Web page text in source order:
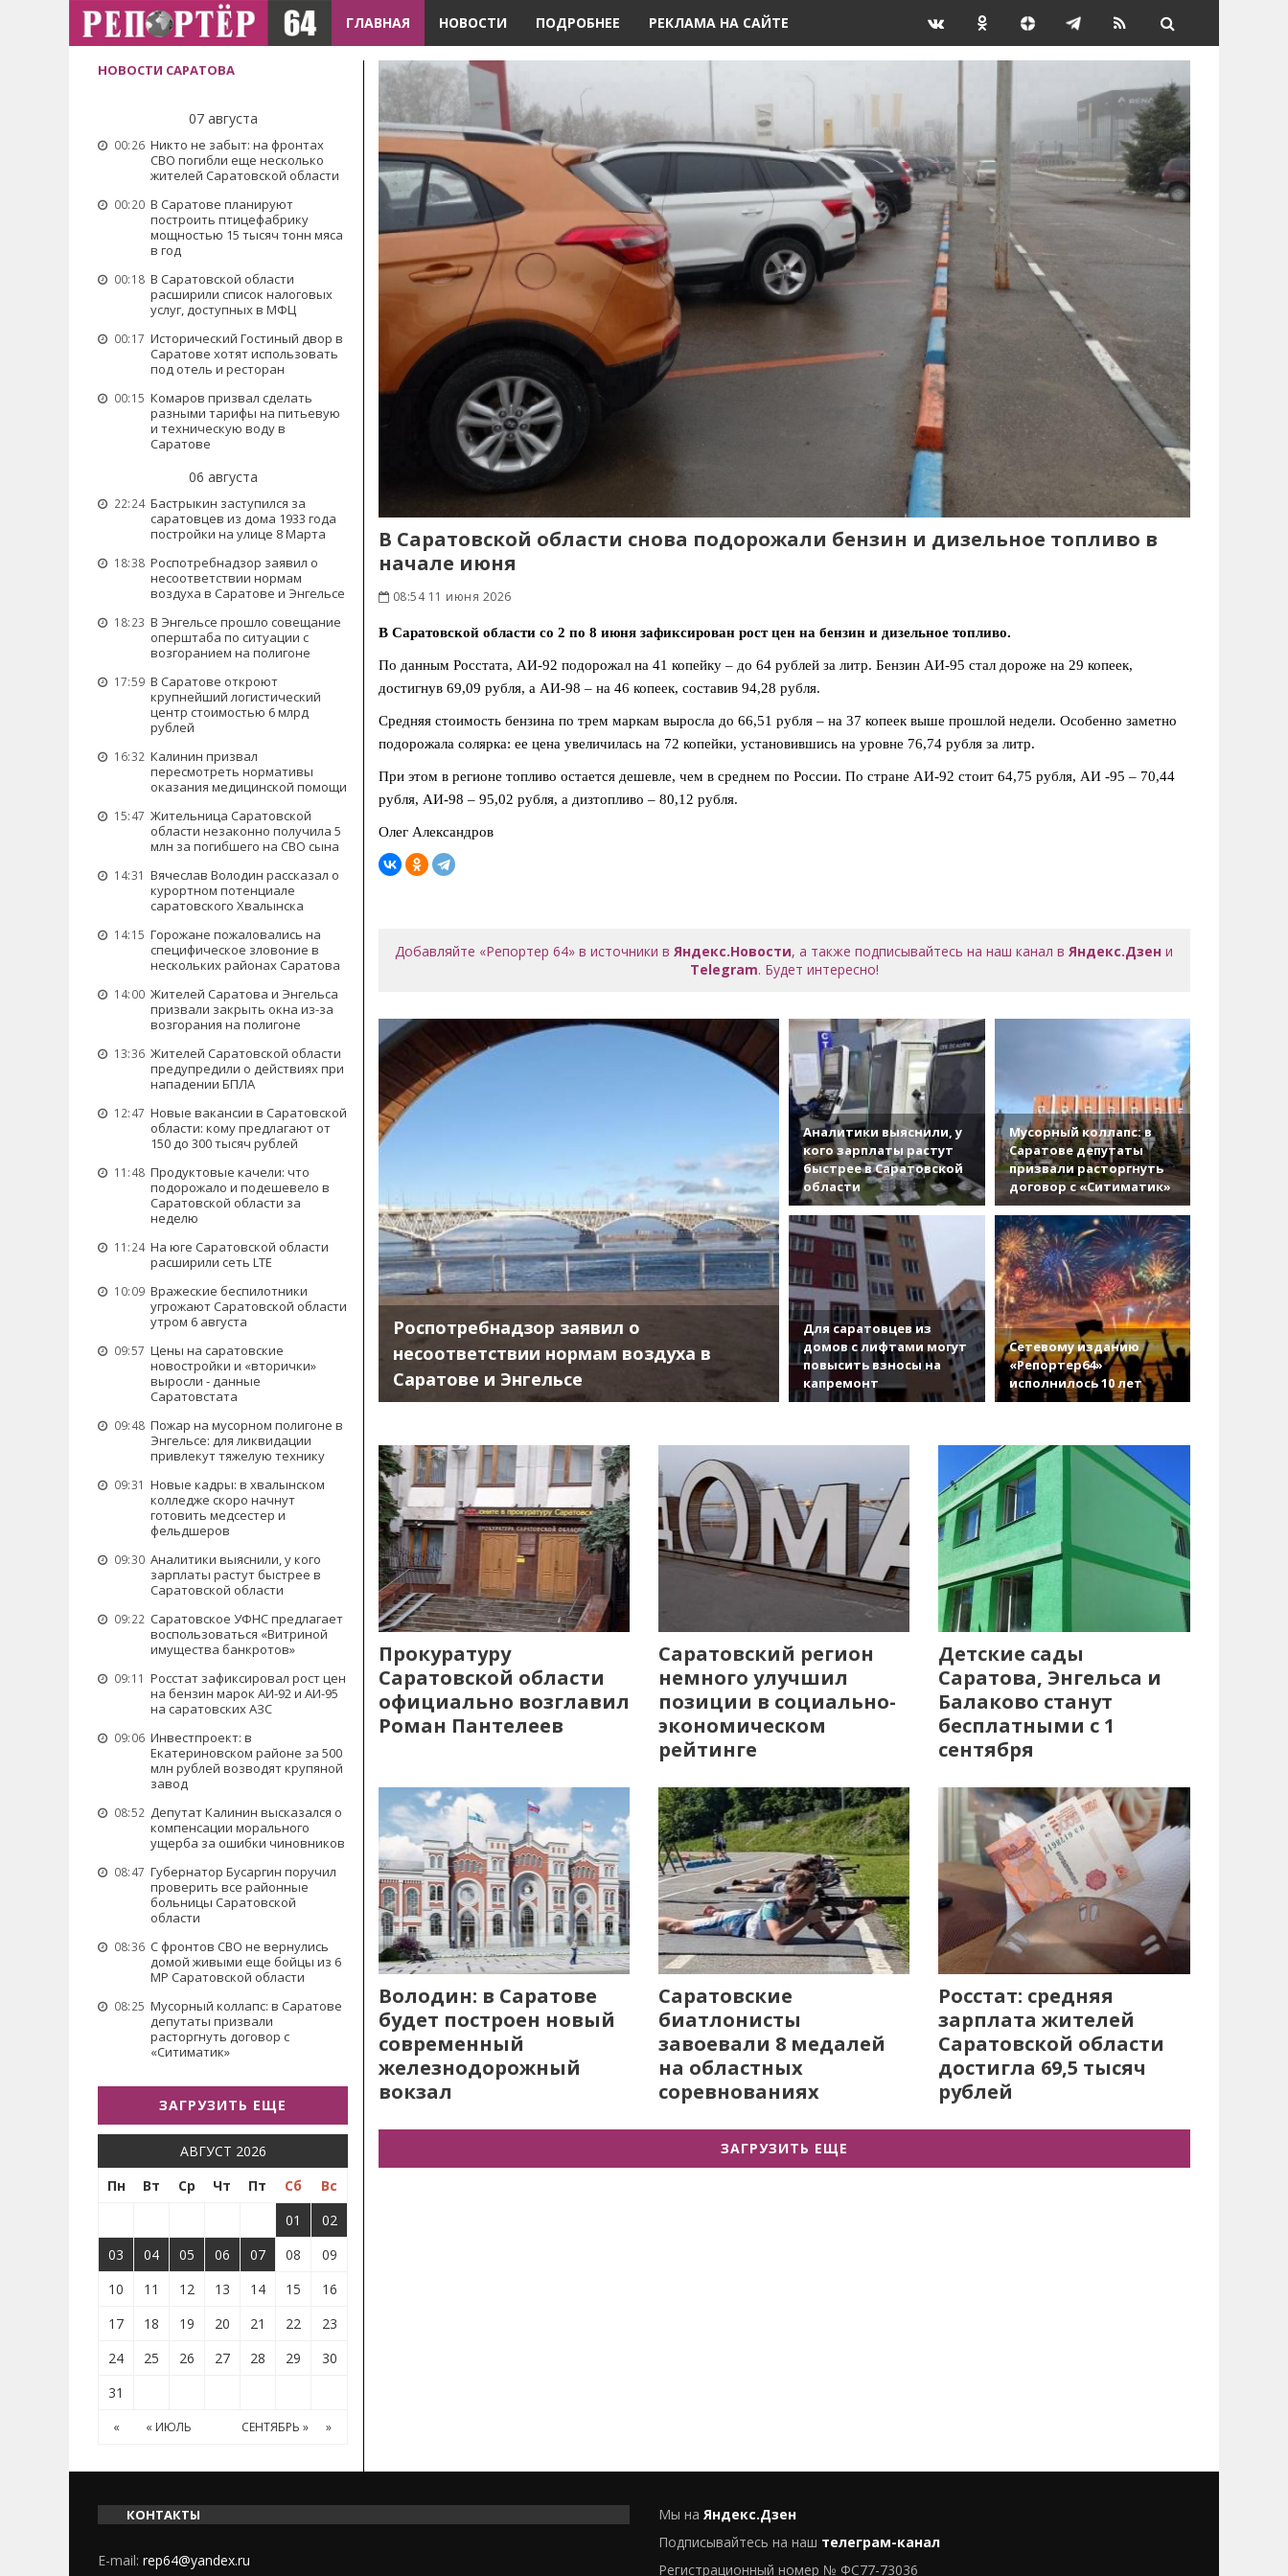
ГЛАВНАЯ НОВОСТИ ПОДРОБНЕЕ РЕКЛАМА НА САЙТЕ
НОВОСТИ САРАТОВА
07 августа
00:26 Никто не забыт: на фронтах
СВО погибли еще несколько
жителей Саратовской области
00:20 В Саратове планируют
построить птицефабрику
мощностью 15 тысяч тонн мяса
в год
00:18 В Саратовской области
расширили список налоговых
услуг, доступных в МФЦ
00:17 Исторический Гостиный двор в
Саратове хотят использовать
под отель и ресторан
00:15 Комаров призвал сделать
разными тарифы на питьевую
и техническую воду в
Саратове
06 августа
22:24 Бастрыкин заступился за
саратовцев из дома 1933 года
постройки на улице 8 Марта
18:38 Роспотребнадзор заявил о
несоответствии нормам
воздуха в Саратове и Энгельсе
18:23 В Энгельсе прошло совещание
оперштаба по ситуации с
возгоранием на полигоне
17:59 В Саратове откроют
крупнейший логистический
центр стоимостью 6 млрд
рублей
16:32 Калинин призвал
пересмотреть нормативы
оказания медицинской помощи
15:47 Жительница Саратовской
области незаконно получила 5
млн за погибшего на СВО сына
14:31 Вячеслав Володин рассказал о
курортном потенциале
саратовского Хвалынска
14:15 Горожане пожаловались на
специфическое зловоние в
нескольких районах Саратова
14:00 Жителей Саратова и Энгельса
призвали закрыть окна из-за
возгорания на полигоне
13:36 Жителей Саратовской области
предупредили о действиях при
нападении БПЛА
12:47 Новые вакансии в Саратовской
области: кому предлагают от
150 до 300 тысяч рублей
11:48 Продуктовые качели: что
подорожало и подешевело в
Саратовской области за
неделю
11:24 На юге Саратовской области
расширили сеть LTE
10:09 Вражеские беспилотники
угрожают Саратовской области
утром 6 августа
09:57 Цены на саратовские
новостройки и «вторички»
выросли - данные
Саратовстата
09:48 Пожар на мусорном полигоне в
Энгельсе: для ликвидации
привлекут тяжелую технику
09:31 Новые кадры: в хвалынском
колледже скоро начнут
готовить медсестер и
фельдшеров
09:30 Аналитики выяснили, у кого
зарплаты растут быстрее в
Саратовской области
09:22 Саратовское УФНС предлагает
воспользоваться «Витриной
имущества банкротов»
09:11 Росстат зафиксировал рост цен
на бензин марок АИ-92 и АИ-95
на саратовских АЗС
09:06 Инвестпроект: в
Екатериновском районе за 500
млн рублей возводят крупяной
завод
08:52 Депутат Калинин высказался о
компенсации морального
ущерба за ошибки чиновников
08:47 Губернатор Бусаргин поручил
проверить все районные
больницы Саратовской
области
08:36 С фронтов СВО не вернулись
домой живыми еще бойцы из 6
МР Саратовской области
08:25 Мусорный коллапс: в Саратове
депутаты призвали
расторгнуть договор с
«Ситиматик»
ЗАГРУЗИТЬ ЕЩЕ
АВГУСТ 2026
Пн
Вт Ср Чт Пт Сб
Вс
01
02
03
04 05 06 07 08
09
10
11 12 13 14 15
16
17
18 19 20 21 22
23
24
25 26 27 28 29
30
31
« « ИЮЛЬ СЕНТЯБРЬ » »
В Саратовской области снова подорожали бензин и дизельное топливо в
начале июня
08:54 11 июня 2026
В Саратовской области со 2 по 8 июня зафиксирован рост цен на бензин и дизельное топливо.
По данным Росстата, АИ-92 подорожал на 41 копейку – до 64 рублей за литр. Бензин АИ-95 стал дороже на 29 копеек,
достигнув 69,09 рубля, а АИ-98 – на 46 копеек, составив 94,28 рубля.
Средняя стоимость бензина по трем маркам выросла до 66,51 рубля – на 37 копеек выше прошлой недели. Особенно заметно
подорожала солярка: ее цена увеличилась на 72 копейки, установившись на уровне 76,74 рубля за литр.
При этом в регионе топливо остается дешевле, чем в среднем по России. По стране АИ-92 стоит 64,75 рубля, АИ -95 – 70,44
рубля, АИ-98 – 95,02 рубля, а дизтопливо – 80,12 рубля.
Олег Александров
Добавляйте «Репортер 64» в источники вЯндекс.Новости, а также подписывайтесь на наш канал вЯндекс.Дзен и
Telegram. Будет интересно!
Роспотребнадзор заявил о
несоответствии нормам воздуха в
Саратове и Энгельсе
Аналитики выяснили, у
кого зарплаты растут
быстрее в Саратовской
области
Мусорный коллапс: в
Саратове депутаты
призвали расторгнуть
договор с «Ситиматик»
Для саратовцев из
домов с лифтами могут
повысить взносы на
капремонт
Сетевому изданию
«Репортер64»
исполнилось 10 лет
Прокуратуру
Саратовской области
официально возглавил
Роман Пантелеев
Саратовский регион
немного улучшил
позиции в социально-
экономическом
рейтинге
Детские сады
Саратова, Энгельса и
Балаково станут
бесплатными с 1
сентября
Володин: в Саратове
будет построен новый
современный
железнодорожный
вокзал
Саратовские
биатлонисты
завоевали 8 медалей
на областных
соревнованиях
Росстат: средняя
зарплата жителей
Саратовской области
достигла 69,5 тысяч
рублей
ЗАГРУЗИТЬ ЕЩЕ
КОНТАКТЫ
E-mail: rep64@yandex.ru
Мы на Яндекс.Дзен
Подписывайтесь на наш телеграм-канал
Регистрационный номер № ФС77-73036